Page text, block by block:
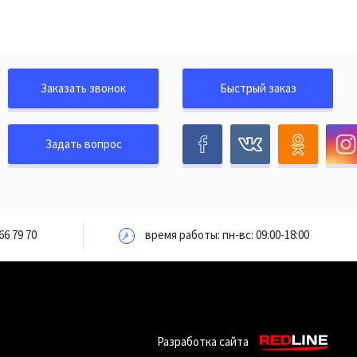
Заказать звонок
Задать вопрос
Быстрый заказ
79 70 время работы: пн-вс: 09:00-18:00
Разработка сайта